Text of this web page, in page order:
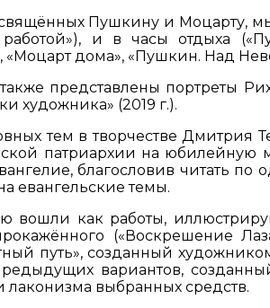
Пушкину и Моцарту,
и в часы отдыха
«Моцарт дома», «Пушкин. Над
представлены портреты
художника» (2019 г.).
тем в творчестве Дмитрия
патриархии на юбилейную
благословив читать по
евангельские темы.
вошли как работы,
(«Воскрешение
путь», созданный
вариантов,
лаконизма выбранных средств.